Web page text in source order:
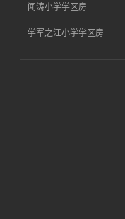
闻涛小学学区房
学军之江小学学区房